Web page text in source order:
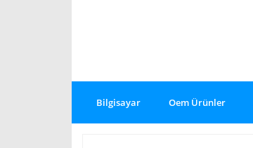
Bilgisayar Oem Ürünler